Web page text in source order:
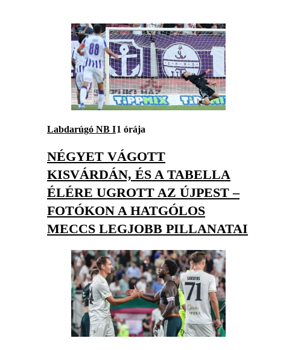
Labdarúgó NB I1 órája
NÉGYET VÁGOTT
KISVÁRDÁN, ÉS A TABELLA
ÉLÉRE UGROTT AZ ÚJPEST –
FOTÓKON A HATGÓLOS
MECCS LEGJOBB PILLANATAI